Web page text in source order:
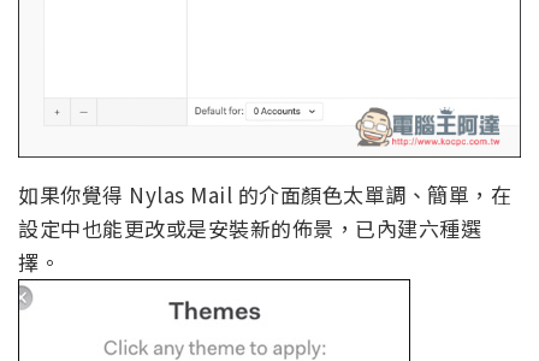
如果你覺得 Nylas Mail 的介面顏色太單調、簡單，在
設定中也能更改或是安裝新的佈景，已內建六種選
擇。